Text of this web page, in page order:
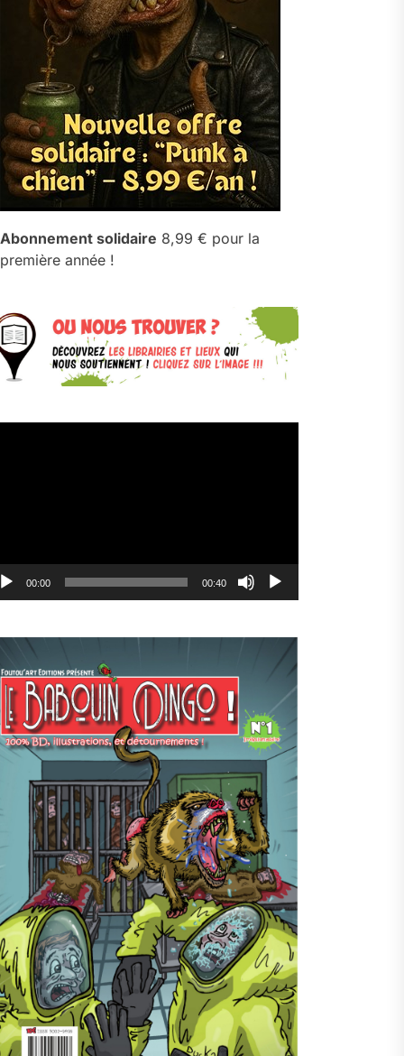
Abonnement solidaire 8,99 € pour la
première année !
00:00 00:40